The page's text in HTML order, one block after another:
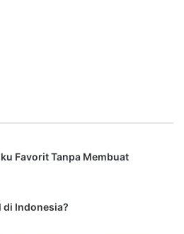
Favorit Tanpa Membuat
di Indonesia?